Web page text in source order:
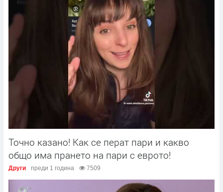
Точно казано! Как се перат пари и какво
общо има прането на пари с еврото!
Други преди 1 година 7509